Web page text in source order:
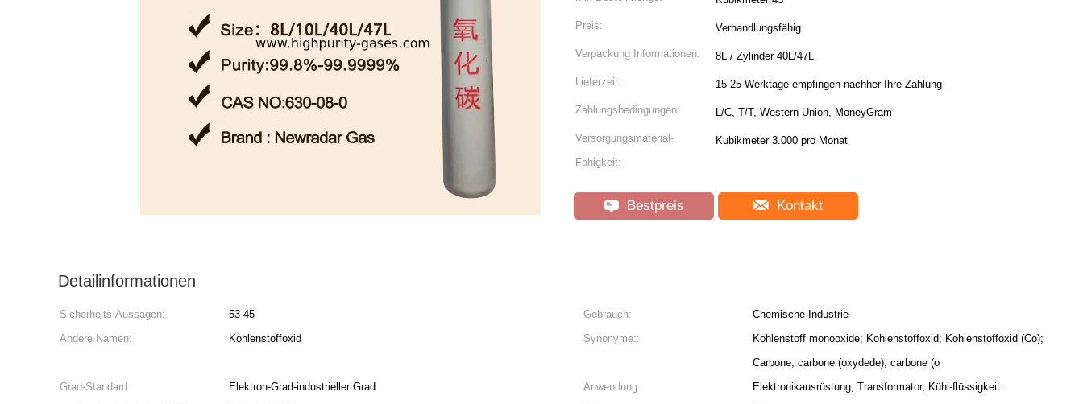
Preis: Verhandlungsfähig
Verpackung Informationen: 8L / Zylinder 40L/47L
Lieferzeit: 15-25 Werktage empfingen nachher Ihre Zahlung
Zahlungsbedingungen: L/C, T/T, Western Union, MoneyGram
Versorgungsmaterial-
Fähigkeit:
Kubikmeter 3.000 pro Monat
Bestpreis Kontakt
Detailinformationen
Sicherheits-Aussagen: 53-45 Gebrauch:
Chemische Industrie
Andere Namen:
Kohlenstoffoxid Synonyme::
Kohlenstoff monooxide; Kohlenstoffoxid; Kohlenstoffoxid (Co);
Carbone; carbone (oxydede); carbone (o
Grad-Standard:
Elektron-Grad-industrieller Grad Anwendung:
Elektronikausrüstung, Transformator, Kühl-flüssigkeit